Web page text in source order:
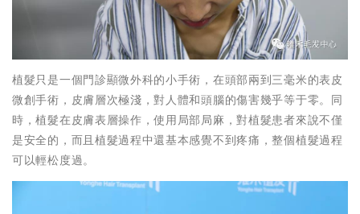
植髮只是一個門診顯微外科的小手術，在頭部兩到三毫米的表皮
微創手術，皮膚層次極淺，對人體和頭腦的傷害幾乎等于零。同
時，植髮在皮膚表層操作，使用局部局麻，對植髮患者來說不僅
是安全的，而且植髮過程中還基本感覺不到疼痛，整個植髮過程
可以輕松度過。